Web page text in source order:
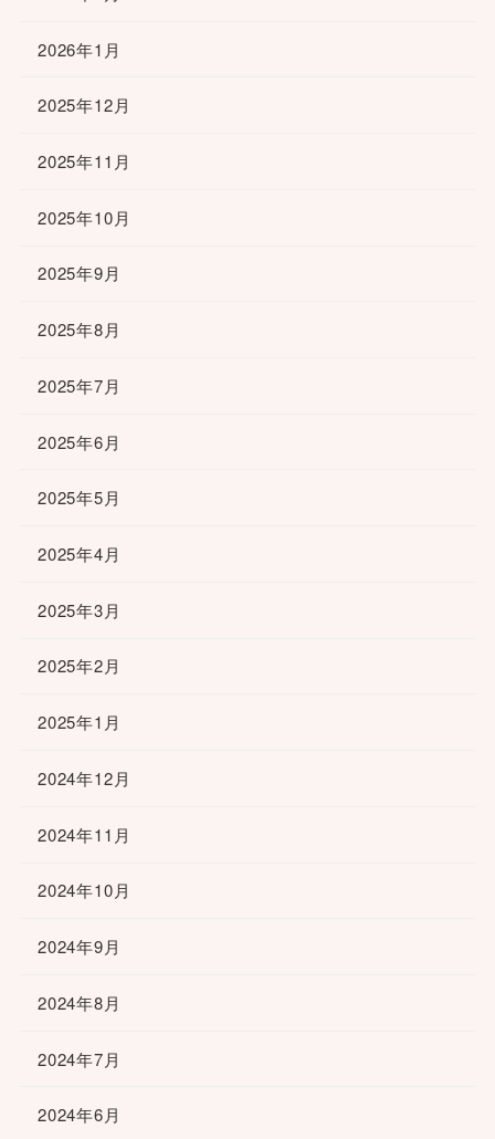
2026年1月
2025年12月
2025年11月
2025年10月
2025年9月
2025年8月
2025年7月
2025年6月
2025年5月
2025年4月
2025年3月
2025年2月
2025年1月
2024年12月
2024年11月
2024年10月
2024年9月
2024年8月
2024年7月
2024年6月